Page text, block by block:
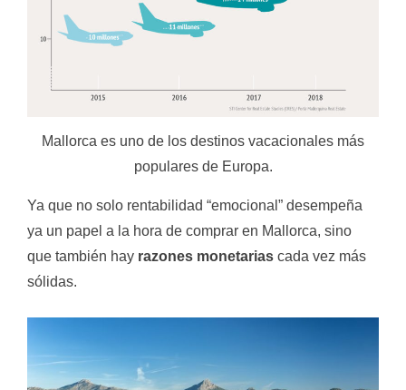
Mallorca es uno de los destinos vacacionales más
populares de Europa.
Ya que no solo rentabilidad “emocional” desempeña
ya un papel a la hora de comprar en Mallorca, sino
que también hay razones monetarias cada vez más
sólidas.